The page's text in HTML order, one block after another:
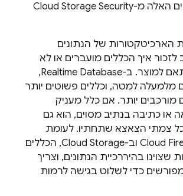
האלה מ-
Cloud Storage Security
הארכיטקטורות של הנתונים
לזכור איך הכללים מועברים או לא
למוצר. ב-Realtime Database
,
מלמעלה למטה, וכללים פשוטים יותר
מורכבים יותר. אם כלל מעניק
או כתיבה בנתיב מסוים, הוא גם
צמתי הצאצא שתחתיו. לעומת
Cloud וב-Cloud Storage, הכללים
שצוינו בהיררכיית הנתונים, וצריך
כדי לשלוט בגישה לרמות